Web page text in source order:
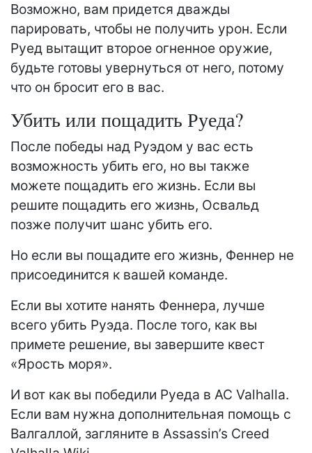
Возможно, вам придется дважды
парировать, чтобы не получить урон. Если
Руед вытащит второе огненное оружие,
будьте готовы увернуться от него, потому
что он бросит его в вас.
Убить или пощадить Руеда?
После победы над Руэдом у вас есть
возможность убить его, но вы также
можете пощадить его жизнь. Если вы
решите пощадить его жизнь, Освальд
позже получит шанс убить его.
Но если вы пощадите его жизнь, Феннер не
присоединится к вашей команде.
Если вы хотите нанять Феннера, лучше
всего убить Руэда. После того, как вы
примете решение, вы завершите квест
«Ярость моря».
И вот как вы победили Руеда в AC Valhalla.
Если вам нужна дополнительная помощь с
Валгаллой, загляните в Assassin’s Creed